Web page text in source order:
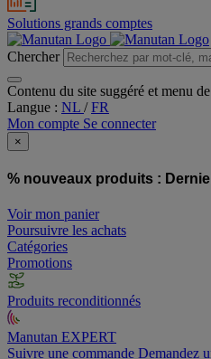
Solutions grands comptes
Chercher
Contenu du site suggéré et menu
Langue : NL /FR
Mon compte Se connecter
×
% nouveaux produits :
Voir mon panier
Poursuivre les achats
Catégories
Promotions
Produits reconditionnés
Manutan EXPERT
Suivre une commande Demandez